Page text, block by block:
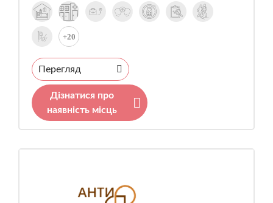
+20
Перегляд
Дізнатися про
наявність місць